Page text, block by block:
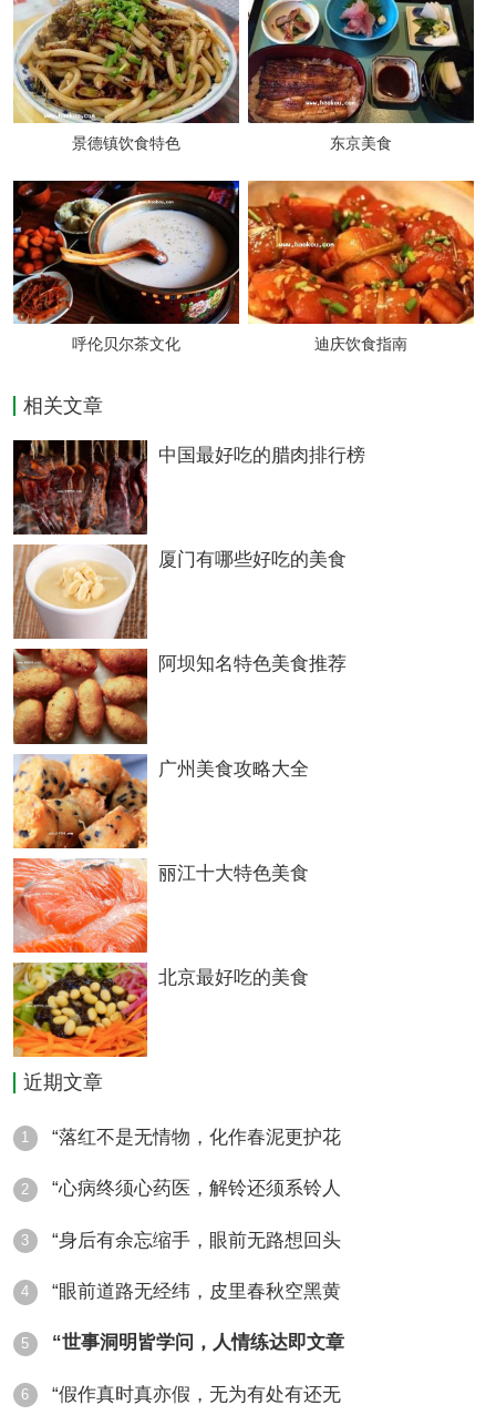
亨伯名家
地址：香港东路87号建飞花园
推荐理由：服务态度好，送的配菜多，非常正
宗的韩国菜，是个约会的好地方。
特色菜：淹渍猪排、石锅饭
人均消费：100元
美益会馆基隆路店
推荐理由：小菜味道非常纯正，烤肉也很地
道，葛根粉的作用
很值得一去。
特色菜：椒盐牛舌
人均消费：65元
本文标签：
景德镇饮食特色 东京美食
呼伦贝尔茶文化 迪庆饮食指南
相关文章
中国最好吃的腊肉排行榜
厦门有哪些好吃的美食
阿坝知名特色美食推荐
广州美食攻略大全
丽江十大特色美食
北京最好吃的美食
近期文章
1 “落红不是无情物，化作春泥更护花
2 “心病终须心药医，解铃还须系铃人
3 “身后有余忘缩手，眼前无路想回头
4 “眼前道路无经纬，皮里春秋空黑黄
5 “世事洞明皆学问，人情练达即文章
6 “假作真时真亦假，无为有处有还无